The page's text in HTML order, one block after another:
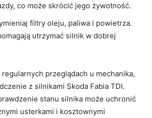
co może ⁣skrócić jego żywotność.
filtry ⁤oleju, ⁣paliwa ​i powietrza.⁤
​utrzymać⁣ silnik w ‍dobrej​
przeglądach u mechanika,
z silnikami⁤ Skoda Fabia⁤ TDI.⁣
stanu silnika ⁤może ‌uchronić
usterkami i kosztownymi